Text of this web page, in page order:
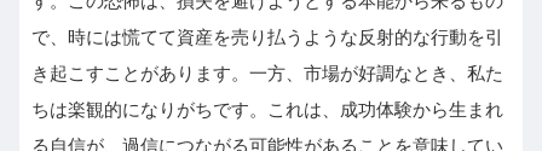
で、時には慌てて資産を売り払うような反射的な行動を引
き起こすことがあります。一方、市場が好調なとき、私た
ちは楽観的になりがちです。これは、成功体験から生まれ
る自信が、過信につながる可能性があることを意味してい